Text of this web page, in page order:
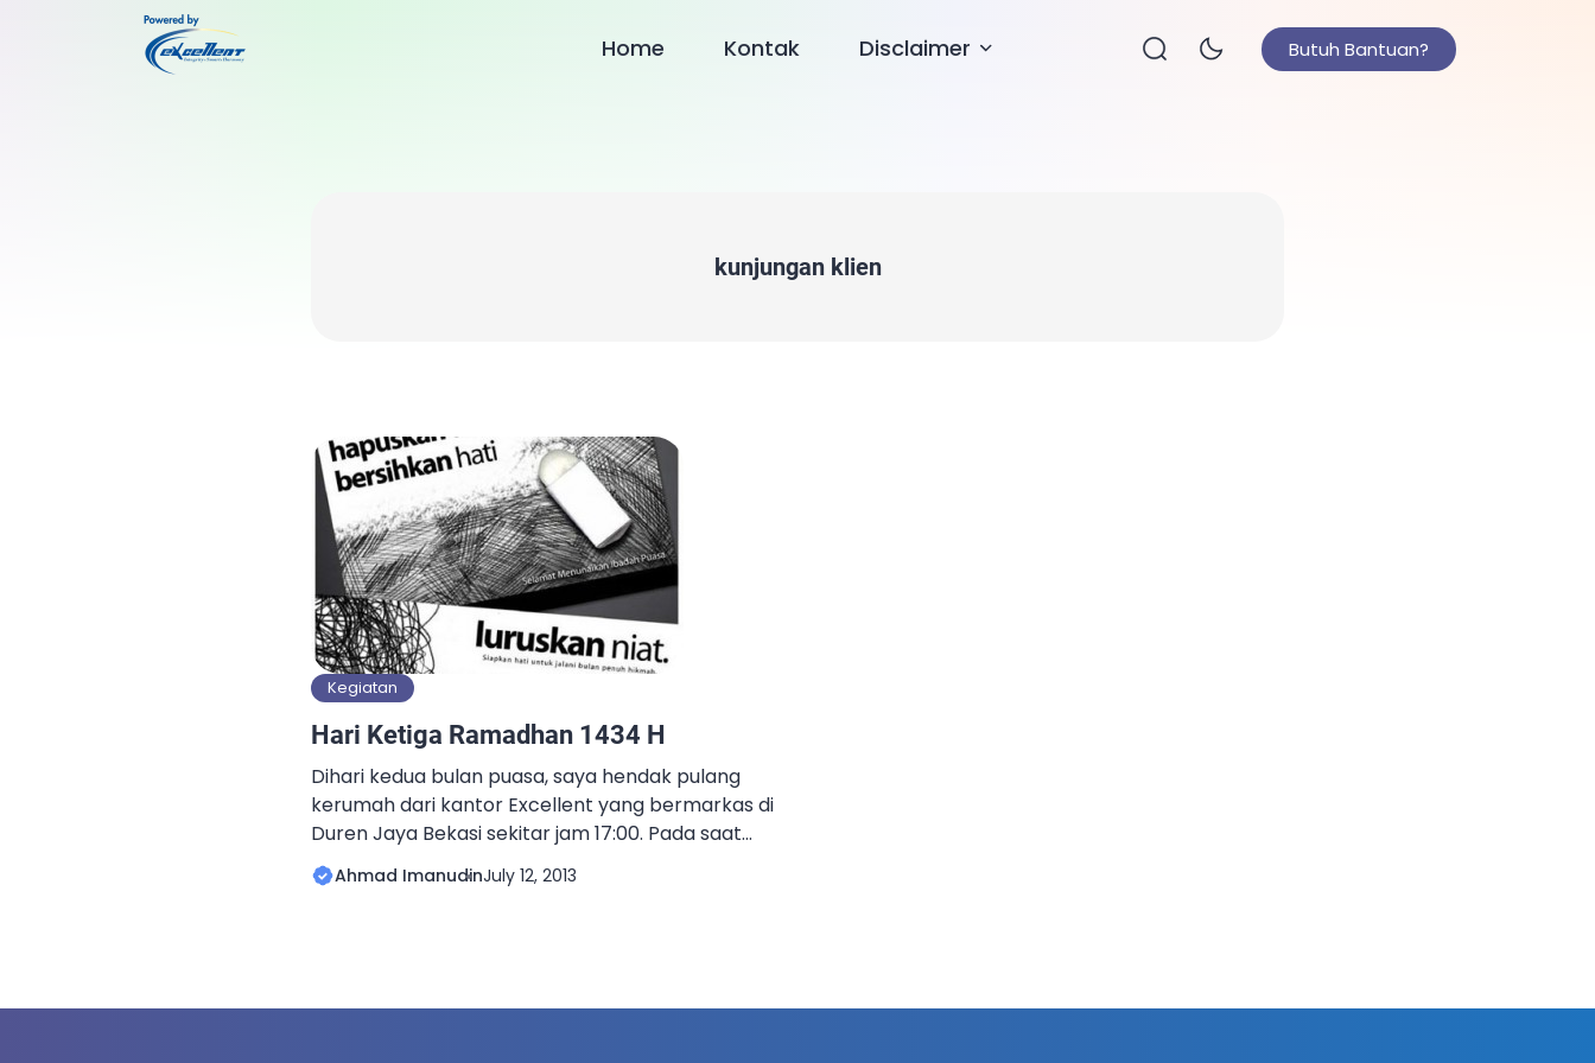
Home Kontak Disclaimer Butuh Bantuan?
kunjungan klien
Kegiatan
Hari Ketiga Ramadhan 1434 H
Dihari kedua bulan puasa, saya hendak pulang
kerumah dari kantor Excellent yang bermarkas di
Duren Jaya Bekasi sekitar jam 17:00. Pada saat
pulang, cuaca mulai terlihat gelap dengan
gumpalan awan hitam diatas langit dan
ekspedisi, angin kencang […]
Ahmad ImanudinJuly 12, 2013